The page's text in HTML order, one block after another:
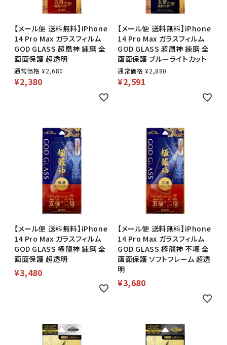
【メール便 送料無料】iPhone
14 Pro Max ガラスフィルム
GOD GLASS 超凰神 練磨 全
画面保護 超透明
通常価格 ¥2,680
¥2,380
【メール便 送料無料】iPhone
14 Pro Max ガラスフィルム
GOD GLASS 超凰神 練磨 全
画面保護 ブルーライトカット
通常価格 ¥2,880
¥2,591
【メール便 送料無料】iPhone
14 Pro Max ガラスフィルム
GOD GLASS 極龍神 練磨 全
画面保護 超透明
¥3,480
【メール便 送料無料】iPhone
14 Pro Max ガラスフィルム
GOD GLASS 極龍神 不壊 全
画面保護 ソフトフレーム 超透
明
¥3,680